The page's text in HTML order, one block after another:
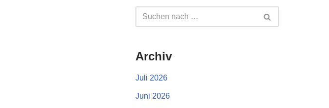
Archiv
Juli 2026
Juni 2026